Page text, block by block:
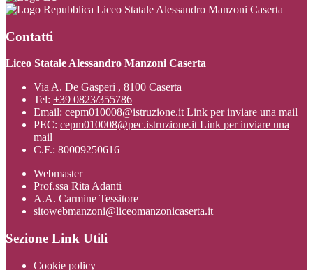
Liceo Statale Alessandro Manzoni Caserta
Contatti
Liceo Statale Alessandro Manzoni Caserta
Via A. De Gasperi , 8100 Caserta
Tel: +39 0823/355786
Email: cepm010008@istruzione.it Link per inviare una mail
PEC: cepm010008@pec.istruzione.it Link per inviare una
mail
C.F.: 80009250616
Webmaster
Prof.ssa Rita Adanti
A.A. Carmine Tessitore
sitowebmanzoni@liceomanzonicaserta.it
Sezione Link Utili
Cookie policy